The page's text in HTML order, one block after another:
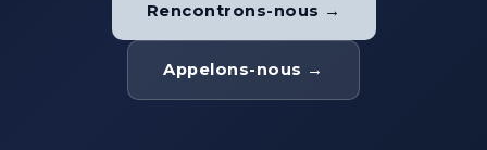
Rencontrons-nous →
Appelons-nous →